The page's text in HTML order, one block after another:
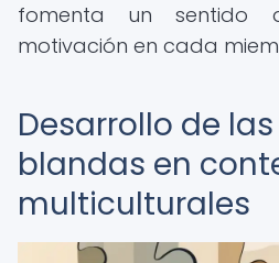
fomenta un sentido
motivación en cada
Desarrollo de
blandas en
multiculturales